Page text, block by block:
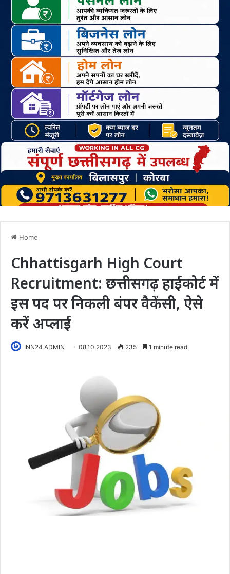
Home
Chhattisgarh High Court
Recruitment: छत्तीसगढ़ हाईकोर्ट में
इस पद पर निकली बंपर वैकेंसी, ऐसे
करें अप्लाई
INN24 ADMIN 08.10.2023 235 1 minute read